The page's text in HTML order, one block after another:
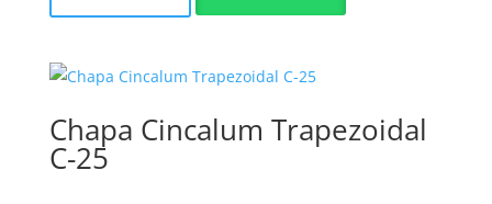
Chapa Cincalum Trapezoidal
C-25